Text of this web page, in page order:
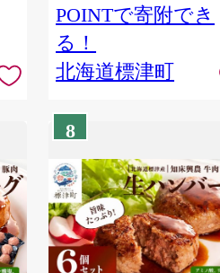
POINTで寄附でき
る！
北海道標津町
8